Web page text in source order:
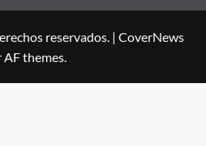
reservados. | CoverNews
AF themes.